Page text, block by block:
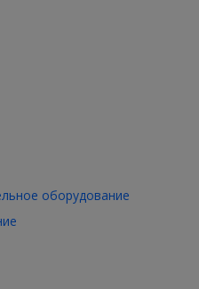
оборудование